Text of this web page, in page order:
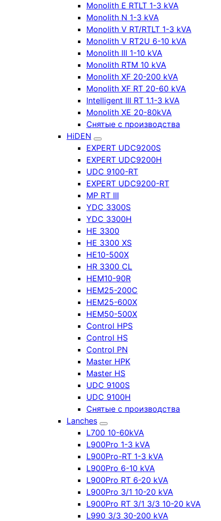
Monolith E RTLT 1-3 kVA
Monolith N 1-3 kVA
Monolith V RT/RTLT 1-3 kVA
Monolith V RT2U 6-10 kVA
Monolith III 1-10 kVA
Monolith RTM 10 kVA
Monolith XF 20-200 kVA
Monolith XF RT 20-60 kVA
Intelligent III RT 1,1-3 kVA
Monolith XE 20-80kVA
Снятые с производства
HiDEN
EXPERT UDC9200S
EXPERT UDC9200H
UDC 9100-RT
EXPERT UDC9200-RT
MP RT III
YDC 3300S
YDC 3300H
HE 3300
HE 3300 XS
HE10-500X
HR 3300 CL
HEM10-90R
HEM25-200C
HEM25-600X
HEM50-500X
Control HPS
Control HS
Control PN
Master HPK
Master HS
UDC 9100S
UDC 9100H
Снятые с производства
Lanches
L700 10-60kVA
L900Pro 1-3 kVA
L900Pro-RT 1-3 kVA
L900Pro 6-10 kVA
L900Pro RT 6-20 kVA
L900Pro 3/1 10-20 kVA
L900Pro RT 3/1 3/3 10-20 kVA
L990 3/3 30-200 kVA